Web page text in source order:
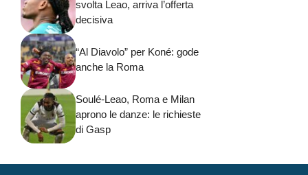
svolta Leao, arriva l’offerta
decisiva
“Al Diavolo” per Koné: gode
anche la Roma
Soulé-Leao, Roma e Milan
aprono le danze: le richieste
di Gasp